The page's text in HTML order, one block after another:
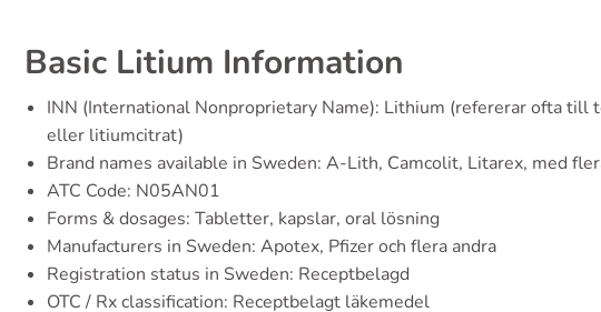
Basic Litium Information
INN (International Nonproprietary Name): Lithium (refererar ofta till
eller litiumcitrat)
Brand names available in Sweden: A-Lith, Camcolit, Litarex, med
ATC Code: N05AN01
Forms & dosages: Tabletter, kapslar, oral lösning
Manufacturers in Sweden: Apotex, Pfizer och flera andra
Registration status in Sweden: Receptbelagd
OTC / Rx classification: Receptbelagt läkemedel